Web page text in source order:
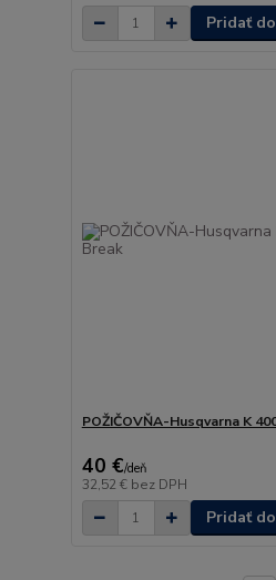
Pridať
POŽIČOVŇA-Husqvarna K
40 €/deň
32,52 € bez DPH
Pridať